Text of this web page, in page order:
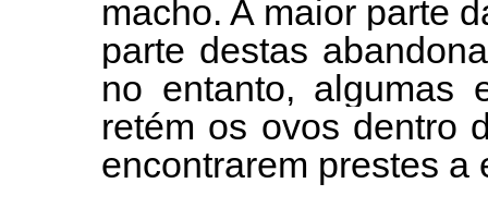
macho. A maior parte
parte destas
no entanto, algumas
retém os ovos dentro
encontrarem prestes a